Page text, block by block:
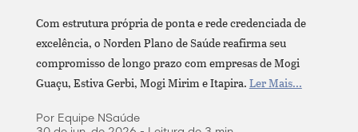
Com estrutura própria de ponta e rede credenciada de
excelência, o Norden Plano de Saúde reafirma seu
compromisso de longo prazo com empresas de Mogi
Guaçu, Estiva Gerbi, Mogi Mirim e Itapira.Ler Mais...
Por Equipe NSaúde